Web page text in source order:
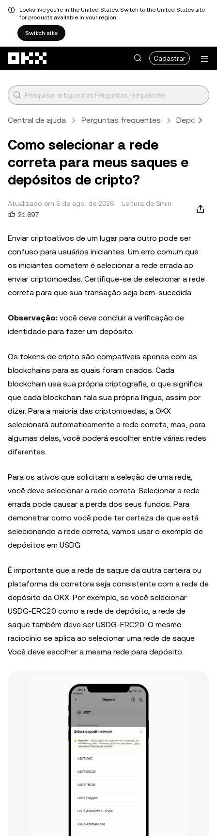
Looks like you're in the United States. Switch to the United States site
for products available in your region.
Switch site
Cadastrar
Central de ajuda Perguntas frequentes Depósito
Como selecionar a rede
correta para meus saques e
depósitos de cripto?
Atualizado em 5 de ago. de 2026
Leitura de 3min
21.697
Enviar criptoativos de um lugar para outro pode ser
confuso para usuários iniciantes. Um erro comum que
os iniciantes cometem é selecionar a rede errada ao
enviar criptomoedas. Certifique-se de selecionar a rede
correta para que sua transação seja bem-sucedida.
Observação: você deve concluir a verificação de
identidade para fazer um depósito.
Os tokens de cripto são compatíveis apenas com as
blockchains para as quais foram criados. Cada
blockchain usa sua própria criptografia, o que significa
que cada blockchain fala sua própria língua, assim por
dizer. Para a maioria das criptomoedas, a OKX
selecionará automaticamente a rede correta, mas, para
algumas delas, você poderá escolher entre várias redes
diferentes.
Para os ativos que solicitam a seleção de uma rede,
você deve selecionar a rede correta. Selecionar a rede
errada pode causar a perda dos seus fundos. Para
demonstrar como você pode ter certeza de que está
selecionando a rede correta, vamos usar o exemplo de
depósitos em USDG.
É importante que a rede de saque da outra carteira ou
plataforma da corretora seja consistente com a rede de
depósito da OKX. Por exemplo, se você selecionar
USDG-ERC20 como a rede de depósito, a rede de
saque também deve ser USDG-ERC20. O mesmo
raciocínio se aplica ao selecionar uma rede de saque.
Você deve escolher a mesma rede para depósito.